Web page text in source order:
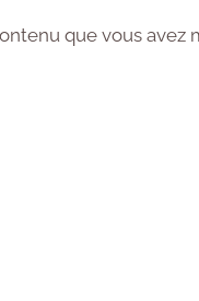
que vous avez